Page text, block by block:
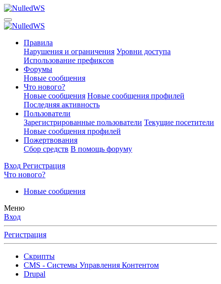
Правила
Нарушения и ограничения Уровни доступа
Использование префиксов
Форумы
Новые сообщения
Что нового?
Новые сообщения Новые сообщения профилей
Последняя активность
Пользователи
Зарегистрированные пользователи Текущие посетители
Новые сообщения профилей
Пожертвования
Сбор средств В помощь форуму
Вход Регистрация
Что нового?
Новые сообщения
Меню
Вход
Регистрация
Скрипты
CMS - Системы Управления Контентом
Drupal